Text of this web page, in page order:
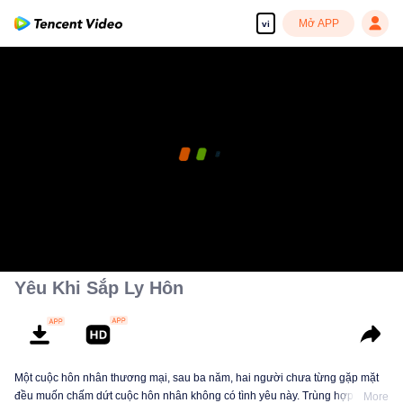
vi Mở APP
Yêu Khi Sắp Ly Hôn
Một cuộc hôn nhân thương mại, sau ba năm, hai người chưa từng gặp mặt
đều muốn chấm dứt cuộc hôn nhân không có tình yêu này. Trùng hợp thếMore